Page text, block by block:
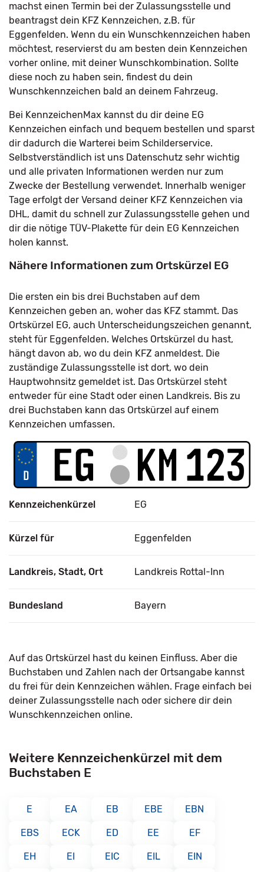
machst einen Termin bei der Zulassungsstelle und
beantragst dein KFZ Kennzeichen, z.B. für
Eggenfelden. Wenn du ein Wunschkennzeichen haben
möchtest, reservierst du am besten dein Kennzeichen
vorher online, mit deiner Wunschkombination. Sollte
diese noch zu haben sein, findest du dein
Wunschkennzeichen bald an deinem Fahrzeug.
Bei KennzeichenMax kannst du dir deine EG
Kennzeichen einfach und bequem bestellen und sparst
dir dadurch die Warterei beim Schilderservice.
Selbstverständlich ist uns Datenschutz sehr wichtig
und alle privaten Informationen werden nur zum
Zwecke der Bestellung verwendet. Innerhalb weniger
Tage erfolgt der Versand deiner KFZ Kennzeichen via
DHL, damit du schnell zur Zulassungsstelle gehen und
dir die nötige TÜV-Plakette für dein EG Kennzeichen
holen kannst.
Nähere Informationen zum Ortskürzel EG
Die ersten ein bis drei Buchstaben auf dem
Kennzeichen geben an, woher das KFZ stammt. Das
Ortskürzel EG, auch Unterscheidungszeichen genannt,
steht für Eggenfelden. Welches Ortskürzel du hast,
hängt davon ab, wo du dein KFZ anmeldest. Die
zuständige Zulassungsstelle ist dort, wo dein
Hauptwohnsitz gemeldet ist. Das Ortskürzel steht
entweder für eine Stadt oder einen Landkreis. Bis zu
drei Buchstaben kann das Ortskürzel auf einem
Kennzeichen umfassen.
Kennzeichenkürzel EG
Kürzel für Eggenfelden
Landkreis, Stadt, Ort Landkreis Rottal-Inn
Bundesland Bayern
Auf das Ortskürzel hast du keinen Einfluss. Aber die
Buchstaben und Zahlen nach der Ortsangabe kannst
du frei für dein Kennzeichen wählen. Frage einfach bei
deiner Zulassungsstelle nach oder sichere dir dein
Wunschkennzeichen online.
Weitere Kennzeichenkürzel mit dem
Buchstaben E
E EA EB EBE EBN
EBS ECK ED EE EF
EH EI EIC EIL EIN